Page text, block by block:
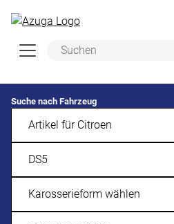
Suche nach Fahrzeug